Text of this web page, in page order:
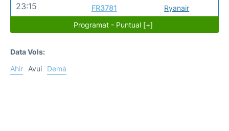
23:15
FR3781
Ryanair
Programat - Puntual [+]
Data Vols:
Ahir
Avui Demà